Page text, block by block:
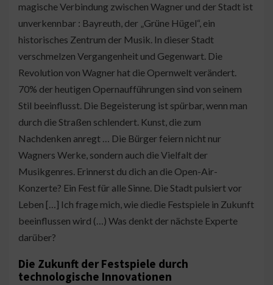
magische Verbindung zwischen Wagner und der Stadt ist
unverkennbar : Bayreuth, der „Grüne Hügel“, ein
historisches Zentrum der Musik. In dieser Stadt
verschmelzen Vergangenheit und Gegenwart. Die
Revolution von Wagner hat die Opernwelt verändert.
70% der heutigen Opernaufführungen sind von seinem
Stil beeinflusst. Die Begeisterung ist spürbar, wenn man
durch die Straßen schlendert. Kunst, die zum
Nachdenken anregt … Die Bürger feiern nicht nur
Wagners Werke, sondern auch die Vielfalt der
Musikgenres. Erinnerst du dich an die Open-Air-
Konzerte? Ein Fest für alle Sinne. Die Stadt pulsiert vor
Leben […] Ich frage mich, wie diedie Festspiele in Zukunft
beeinflussen wird (…) Was denkt der nächste Experte
darüber?
Die Zukunft der Festspiele durch
technologische Innovationen